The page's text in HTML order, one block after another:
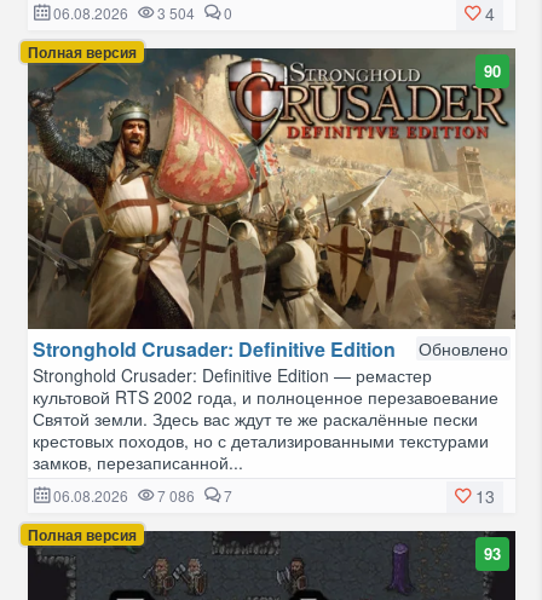
4
06.08.2026 3 504 0
Полная версия
90
Stronghold Crusader: Definitive Edition
Обновлено
Stronghold Crusader: Definitive Edition — ремастер
культовой RTS 2002 года, и полноценное перезавоевание
Святой земли. Здесь вас ждут те же раскалённые пески
крестовых походов, но с детализированными текстурами
замков, перезаписанной...
13
06.08.2026 7 086 7
Полная версия
93